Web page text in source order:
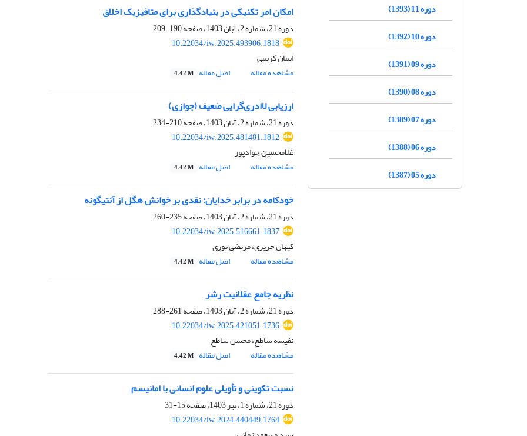
امکان امر تکنیکی در بنیادگذاری برای متافیزیک اخلاق
دوره 21، شماره 2، آبان 1403، صفحه
190-209
10.22034/iw.2025.493906.1818
ایمان کریمی
مشاهده مقاله
اصل مقاله 4.42 M
ارزیابی لاادری‌گرایی ضعیف (جوازی)
دوره 21، شماره 2، آبان 1403، صفحه
210-234
10.22034/iw.2025.481481.1812
غلامحسین جوادپور
مشاهده مقاله
اصل مقاله 4.42 M
خودکامه در برابر خدایان: نقدی بر خوانش هگل از آنتیگونه
دوره 21، شماره 2، آبان 1403، صفحه
235-260
10.22034/iw.2025.516661.1837
کیهان حریری، مرتضی نوری
مشاهده مقاله
اصل مقاله 4.42 M
نظریه جامع عقلانیت رشر
دوره 21، شماره 2، آبان 1403، صفحه
261-288
10.22034/iw.2025.421051.1736
نفیسه ساطع، محسن ساطع
مشاهده مقاله
اصل مقاله 4.42 M
نسبت تکوینی و تأویلی علوم انسانی با امانیسم
دوره 21، شماره 1، تیر 1403، صفحه
15-31
10.22034/iw.2024.440449.1764
دوره 11 (1393)
دوره 10 (1392)
دوره 09 (1391)
دوره 08 (1390)
دوره 07 (1389)
دوره 06 (1388)
دوره 05 (1387)